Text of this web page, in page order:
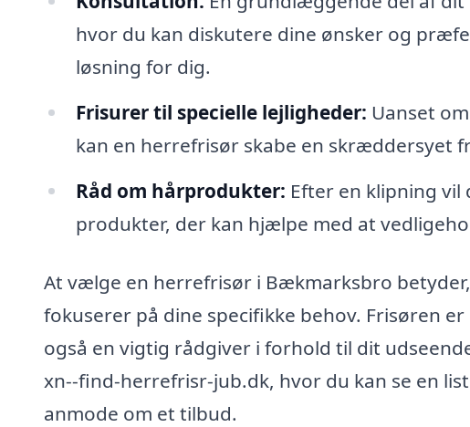
hvor du kan diskutere dine ønsker og
løsning for dig.
Frisurer til specielle lejligheder: Uanset
kan en herrefrisør skabe en skræddersyet
Råd om hårprodukter: Efter en klipning vil
produkter, der kan hjælpe med at
At vælge en herrefrisør i Bækmarksbro
fokuserer på dine specifikke behov. Frisøren
også en vigtig rådgiver i forhold til dit
xn--find-herrefrisr-jub.dk, hvor du kan se en
anmode om et tilbud.